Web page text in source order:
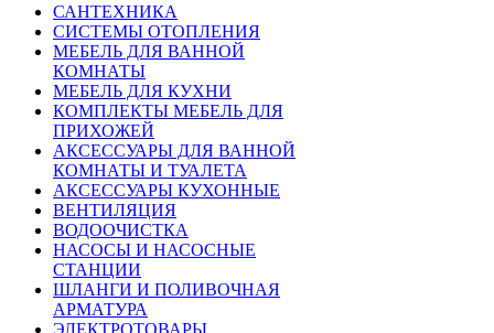
САНТЕХНИКА
СИСТЕМЫ ОТОПЛЕНИЯ
МЕБЕЛЬ ДЛЯ ВАННОЙ
КОМНАТЫ
МЕБЕЛЬ ДЛЯ КУХНИ
КОМПЛЕКТЫ МЕБЕЛЬ ДЛЯ
ПРИХОЖЕЙ
АКСЕССУАРЫ ДЛЯ ВАННОЙ
КОМНАТЫ И ТУАЛЕТА
АКСЕССУАРЫ КУХОННЫЕ
ВЕНТИЛЯЦИЯ
ВОДООЧИСТКА
НАСОСЫ И НАСОСНЫЕ
СТАНЦИИ
ШЛАНГИ И ПОЛИВОЧНАЯ
АРМАТУРА
ЭЛЕКТРОТОВАРЫ